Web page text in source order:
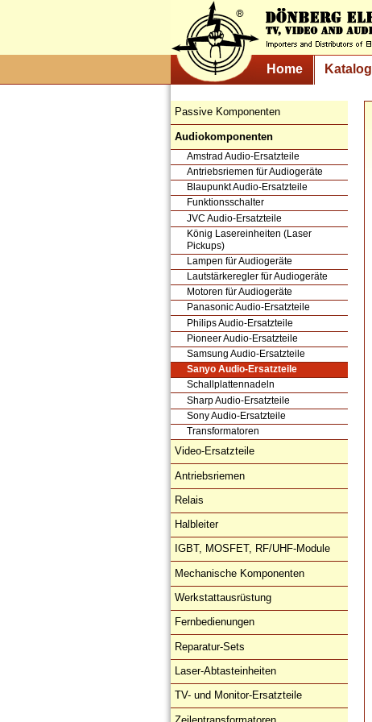
Home Katalog
Passive Komponenten
Audiokomponenten
Amstrad Audio-Ersatzteile
Antriebsriemen für Audiogeräte
Blaupunkt Audio-Ersatzteile
Funktionsschalter
JVC Audio-Ersatzteile
König Lasereinheiten (Laser
Pickups)
Lampen für Audiogeräte
Lautstärkeregler für Audiogeräte
Motoren für Audiogeräte
Panasonic Audio-Ersatzteile
Philips Audio-Ersatzteile
Pioneer Audio-Ersatzteile
Samsung Audio-Ersatzteile
Sanyo Audio-Ersatzteile
Schallplattennadeln
Sharp Audio-Ersatzteile
Sony Audio-Ersatzteile
Transformatoren
Video-Ersatzteile
Antriebsriemen
Relais
Halbleiter
IGBT, MOSFET, RF/UHF-Module
Mechanische Komponenten
Werkstattausrüstung
Fernbedienungen
Reparatur-Sets
Laser-Abtasteinheiten
TV- und Monitor-Ersatzteile